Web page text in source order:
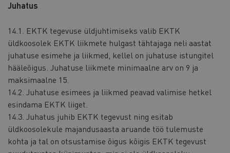
Juhatus
14.1. EKTK tegevuse üldjuhtimiseks valib EKTK
üldkoosolek EKTK liikmete hulgast tähtajaga neli aastat
juhatuse esimehe ja liikmed, kellel on juhatuse istungitel
hääleõigus. Juhatuse liikmete minimaalne arv on 9 ja
maksimaalne 15.
14.2. Juhatuse esimees ja liikmed peavad valimise hetkel
esindama EKTK liiget.
14.3. Juhatus juhib EKTK tegevust ning esitab
üldkoosolekule majandusaasta aruande töö tulemuste
kohta ja tal on otsustamise õigus kõigis EKTK tegevust